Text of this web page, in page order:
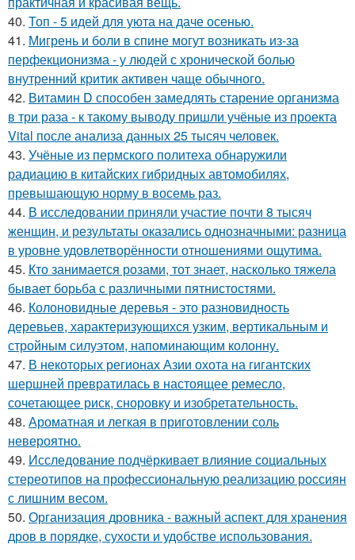
40. Топ - 5 идей для уюта на даче осенью.
41. Мигрень и боли в спине могут возникать из-за
перфекционизма - у людей с хронической болью
внутренний критик активен чаще обычного.
42. Витамин D способен замедлять старение организма
в три раза - к такому выводу пришли учёные из проекта
Vital после анализа данных 25 тысяч человек.
43. Учёные из пермского политеха обнаружили
радиацию в китайских гибридных автомобилях,
превышающую норму в восемь раз.
44. В исследовании приняли участие почти 8 тысяч
женщин, и результаты оказались однозначными: разница
в уровне удовлетворённости отношениями ощутима.
45. Кто занимается розами, тот знает, насколько тяжела
бывает борьба с различными пятнистостями.
46. Колоновидные деревья - это разновидность
деревьев, характеризующихся узким, вертикальным и
стройным силуэтом, напоминающим колонну.
47. В некоторых регионах Азии охота на гигантских
шершней превратилась в настоящее ремесло,
сочетающее риск, сноровку и изобретательность.
48. Ароматная и легкая в приготовлении соль
невероятно.
49. Исследование подчёркивает влияние социальных
стереотипов на профессиональную реализацию россиян
с лишним весом.
50. Организация дровника - важный аспект для хранения
дров в порядке, сухости и удобстве использования.